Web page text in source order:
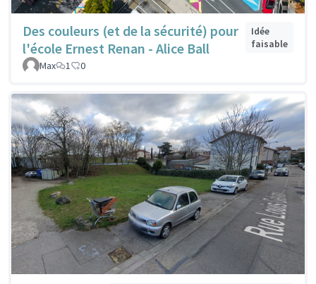
Des couleurs (et de la sécurité) pour
l'école Ernest Renan - Alice Ball
Idée
faisable
Max
1 0